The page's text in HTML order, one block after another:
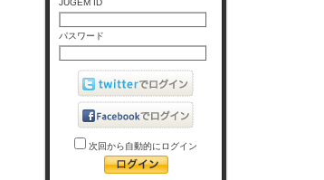
JUGEM ID
パスワード
次回から自動的にログイン